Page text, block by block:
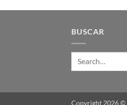
BUSCAR
Copyright 2026 ©